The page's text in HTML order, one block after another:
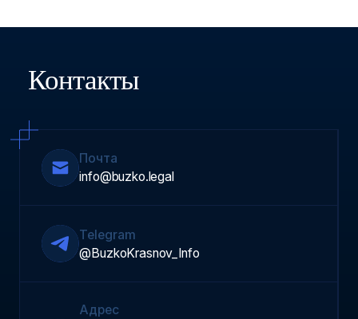
Контакты
Почта
info@buzko.legal
Telegram
@BuzkoKrasnov_Info
Адрес